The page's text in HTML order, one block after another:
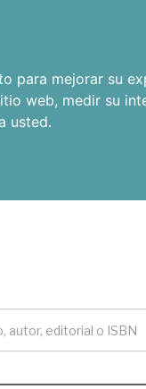
mejorar su
web, medir su
usted.